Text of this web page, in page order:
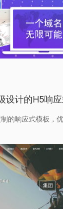
设计的H5响
的响应式模板，